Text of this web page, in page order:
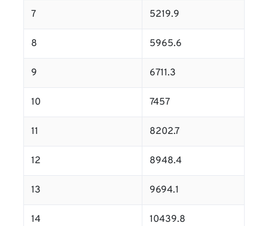
7 5219.9
8 5965.6
9 6711.3
10 7457
11 8202.7
12 8948.4
13 9694.1
14 10439.8